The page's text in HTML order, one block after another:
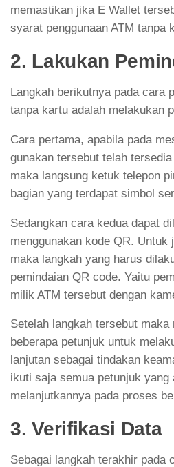
memastikan jika E Wallet
syarat penggunaan ATM tanpa
2. Lakukan
Langkah berikutnya pada cara
tanpa kartu adalah melakukan
Cara pertama, apabila pada
gunakan tersebut telah
maka langsung ketuk telepon
bagian yang terdapat simbol
Sedangkan cara kedua dapat
menggunakan kode QR. Untuk
maka langkah yang harus
pemindaian QR code. Yaitu
milik ATM tersebut dengan
Setelah langkah tersebut maka
beberapa petunjuk untuk
lanjutan sebagai tindakan
ikuti saja semua petunjuk yang
melanjutkannya pada proses
3. Verifikasi Data
Sebagai langkah terakhir pada